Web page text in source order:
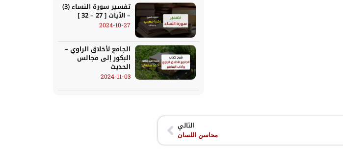
تفسير سورة النساء (3)
– الآيات [ 27 – 32 ]
2024-10-27
الجامع لأخلاق الراوي –
البكور إلى مجالس
الحديث
2024-11-03
التالي
محاسن اللسان